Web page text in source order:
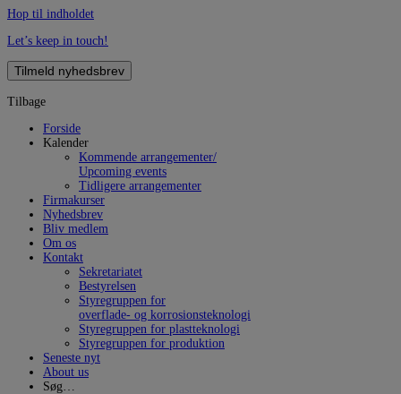
Hop til indholdet
Let’s keep in touch!
Tilmeld nyhedsbrev
Tilbage
Forside
Kalender
Kommende arrangementer/
Upcoming events
Tidligere arrangementer
Firmakurser
Nyhedsbrev
Bliv medlem
Om os
Kontakt
Sekretariatet
Bestyrelsen
Styregruppen for
overflade- og korrosionsteknologi
Styregruppen for plastteknologi
Styregruppen for produktion
Seneste nyt
About us
Søg…